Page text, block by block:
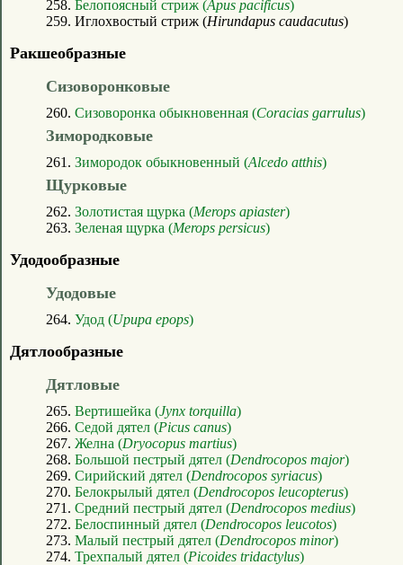
258. Белопоясный стриж (Apus pacificus)
259. Иглохвостый стриж (Hirundapus caudacutus)
Ракшеобразные
Сизоворонковые
260. Сизоворонка обыкновенная (Coracias garrulus)
Зимородковые
261. Зимородок обыкновенный (Alcedo atthis)
Щурковые
262. Золотистая щурка (Merops apiaster)
263. Зеленая щурка (Merops persicus)
Удодообразные
Удодовые
264. Удод (Upupa epops)
Дятлообразные
Дятловые
265. Вертишейка (Jynx torquilla)
266. Седой дятел (Picus canus)
267. Желна (Dryocopus martius)
268. Большой пестрый дятел (Dendrocopos major)
269. Сирийский дятел (Dendrocopos syriacus)
270. Белокрылый дятел (Dendrocopos leucopterus)
271. Средний пестрый дятел (Dendrocopos medius)
272. Белоспинный дятел (Dendrocopos leucotos)
273. Малый пестрый дятел (Dendrocopos minor)
274. Трехпалый дятел (Picoides tridactylus)